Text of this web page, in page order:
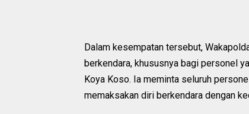
Dalam kesempatan tersebut,
berkendara, khususnya bagi personel
Koya Koso. Ia meminta seluruh
memaksakan diri berkendara dengan